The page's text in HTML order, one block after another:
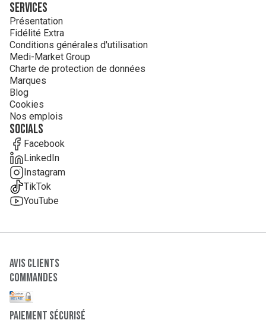
Services
Présentation
Fidélité Extra
Conditions générales d'utilisation
Medi-Market Group
Charte de protection de données
Marques
Blog
Cookies
Nos emplois
Socials
Facebook
LinkedIn
Instagram
TikTok
YouTube
Avis clients
Commandes
paiement sécurisé